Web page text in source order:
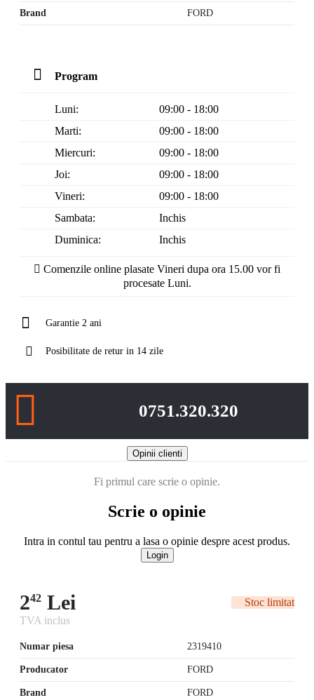
Brand FORD
Program
Luni:
09:00 - 18:00
Marti:
09:00 - 18:00
Miercuri:
09:00 - 18:00
Joi:
09:00 - 18:00
Vineri:
09:00 - 18:00
Sambata:
Inchis
Duminica:
Inchis
Comenzile online plasate Vineri dupa ora 15.00 vor fi
procesate Luni.
Garantie 2 ani
Posibilitate de retur in 14 zile
0751.320.320
Opinii clienti
Fi primul care scrie o opinie.
Scrie o opinie
Intra in contul tau pentru a lasa o opinie despre acest produs.
Login
242 Lei
Stoc limitat
TVA inclus
Numar piesa 2319410
Producator FORD
Brand FORD